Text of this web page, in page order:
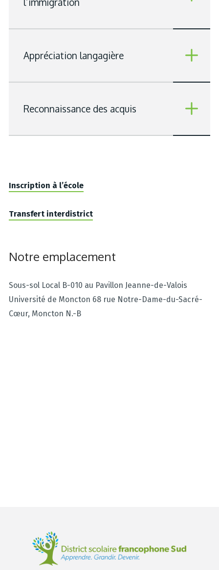
Appréciation langagière
Reconnaissance des acquis
Inscription à l’école
Transfert interdistrict
Notre emplacement
Sous-sol Local B-010 au Pavillon Jeanne-de-Valois
Université de Moncton 68 rue Notre-Dame-du-Sacré-
Cœur, Moncton N.-B